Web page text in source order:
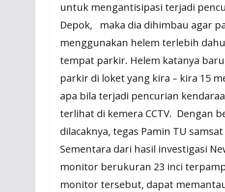
untuk mengantisipasi terjadi
Depok, maka dia dihimbau agar
menggunakan helem terlebih
tempat parkir. Helem katanya
parkir di loket yang kira – kira 15
apa bila terjadi pencurian
terlihat di kemera CCTV. Dengan
dilacaknya, tegas Pamin TU
Sementara dari hasil investigasi
monitor berukuran 23 inci
monitor tersebut, dapat